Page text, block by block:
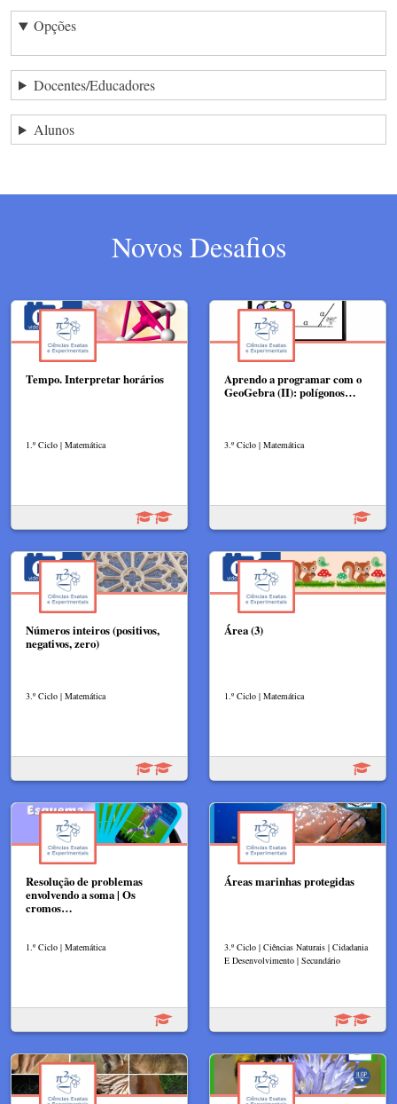
Opções
Docentes/Educadores
Alunos
Novos Desafios
Tempo. Interpretar horários
1.º Ciclo | Matemática
Aprendo a programar com o
GeoGebra (II): polígonos…
3.º Ciclo | Matemática
Números inteiros (positivos,
negativos, zero)
3.º Ciclo | Matemática
Área (3)
1.º Ciclo | Matemática
Resolução de problemas
envolvendo a soma | Os
cromos…
1.º Ciclo | Matemática
Áreas marinhas protegidas
3.º Ciclo | Ciências Naturais | Cidadania
E Desenvolvimento | Secundário